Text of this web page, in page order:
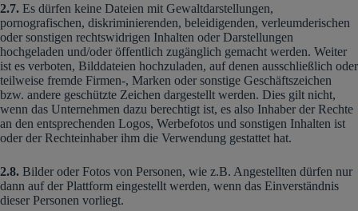
2.7. Es dürfen keine Dateien mit Gewaltdarstellungen,
pornografischen, diskriminierenden, beleidigenden, verleumderischen
oder sonstigen rechtswidrigen Inhalten oder Darstellungen
hochgeladen und/oder öffentlich zugänglich gemacht werden. Weiter
ist es verboten, Bilddateien hochzuladen, auf denen ausschließlich oder
teilweise fremde Firmen-, Marken oder sonstige Geschäftszeichen
bzw. andere geschützte Zeichen dargestellt werden. Dies gilt nicht,
wenn das Unternehmen dazu berechtigt ist, es also Inhaber der Rechte
an den entsprechenden Logos, Werbefotos und sonstigen Inhalten ist
oder der Rechteinhaber ihm die Verwendung gestattet hat.
2.8. Bilder oder Fotos von Personen, wie z.B. Angestellten dürfen nur
dann auf der Plattform eingestellt werden, wenn das Einverständnis
dieser Personen vorliegt.